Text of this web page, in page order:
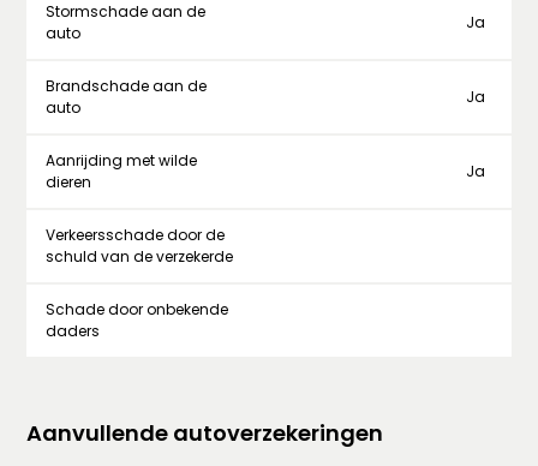
Stormschade aan de
auto
Ja
Brandschade aan de
auto
Ja
Aanrijding met wilde
dieren
Ja
Verkeersschade door de
schuld van de verzekerde
Schade door onbekende
daders
Aanvullende autoverzekeringen